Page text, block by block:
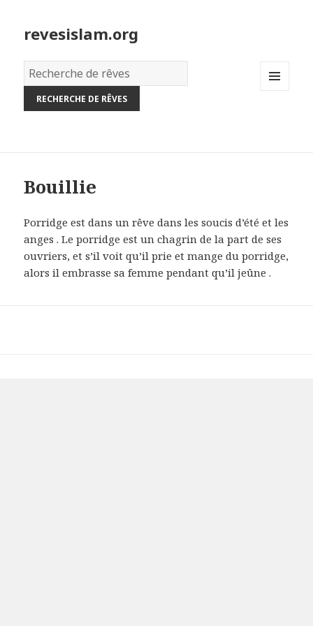
revesislam.org
Dictionnaire
des
rêves:
Bouillie
Porridge est dans un rêve dans les soucis d’été et les
anges . Le porridge est un chagrin de la part de ses
ouvriers, et s’il voit qu’il prie et mange du porridge,
alors il embrasse sa femme pendant qu’il jeûne .